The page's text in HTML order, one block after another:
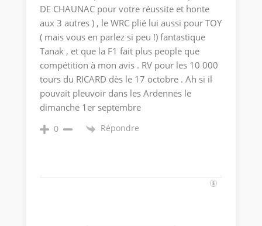
DE CHAUNAC pour votre réussite et honte
aux 3 autres ) , le WRC plié lui aussi pour TOY
( mais vous en parlez si peu !) fantastique
Tanak , et que la F1 fait plus people que
compétition à mon avis . RV pour les 10 000
tours du RICARD dès le 17 octobre . Ah si il
pouvait pleuvoir dans les Ardennes le
dimanche 1er septembre
0 Répondre